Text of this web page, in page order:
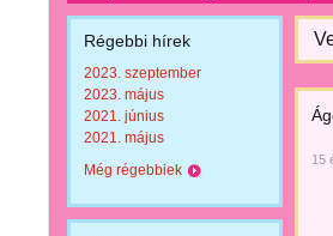
Régebbi hírek
2023. szeptember
2023. május
2021. június
2021. május
Még régebbiek
15